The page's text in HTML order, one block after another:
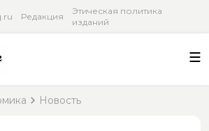
Редакция
Этическая политика
изданий
Новость